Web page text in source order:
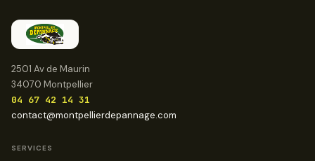
2501 Av de Maurin
34070 Montpellier
04 67 42 14 31
contact@montpellierdepannage.com
SERVICES